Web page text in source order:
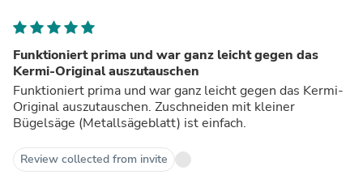
Funktioniert prima und war ganz leicht gegen das
Kermi-Original auszutauschen
Funktioniert prima und war ganz leicht gegen das Kermi-
Original auszutauschen. Zuschneiden mit kleiner
Bügelsäge (Metallsägeblatt) ist einfach.
Review collected from invite